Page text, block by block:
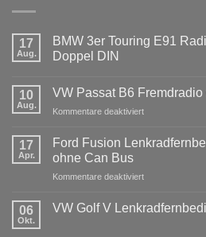
17
Aug.
BMW 3er Touring E91
Doppel DIN
zu
3er
Radio
Tausch
1
DIN
DIN
10
Aug.
VW Passat B6
Kommentare deaktiviertfür
Passat
was
benötigt
17
Apr.
Ford Fusion
ohne Can Bus
Kommentare deaktiviertfür
Fusion
06
Okt.
VW Golf V